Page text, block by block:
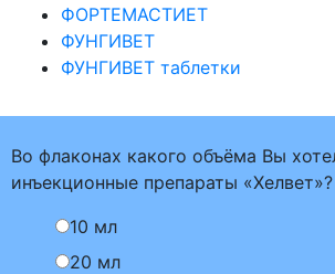
ФОРТЕМАСТИЕТ
ФУНГИВЕТ
ФУНГИВЕТ таблетки
Во флаконах какого объёма Вы
инъекционные препараты «Хелвет»?
10 мл
20 мл